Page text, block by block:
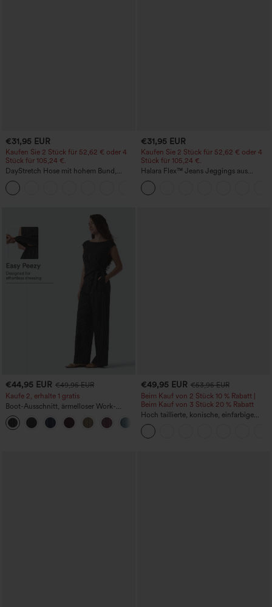
€31,95 EUR
Kaufen Sie 2 Stück für 52,62 € oder 4
Stück für 105,24 €.
DayStretch Hose mit hohem Bund,
Barrel-Leg und Taschen
€31,95 EUR
Kaufen Sie 2 Stück für 52,62 € oder 4
Stück für 105,24 €.
Halara Flex™ Jeans Jeggings aus
elastischem Strick-Denim mit hohem
Bund und Gesäßtaschen
€44,95 EUR €49,95 EUR
Kaufe 2, erhalte 1 gratis
Boot-Ausschnitt, ärmelloser Work-
Jumpsuit mit seitlicher Bindung,
kühlender Cool-Touch-Effekt, gestreift
und mit Taschen – Easy Peezy Edition
€49,95 EUR €53,95 EUR
Beim Kauf von 2 Stück 10 % Rabatt |
Beim Kauf von 3 Stück 20 % Rabatt
Hoch taillierte, konische, einfarbige
Anzughose mit Seitentaschen